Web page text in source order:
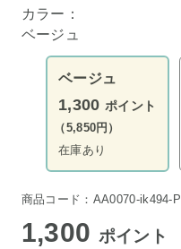
カラー：
ベージュ
ベージュ
1,300 ポイント
（5,850円）
在庫あり
商品コード：AA0070-ik494-P
1,300 ポイント